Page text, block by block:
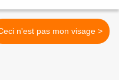
Ceci n'est pas mon visage >